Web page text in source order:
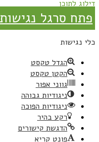
דילוג לתוכן
פתח סרגל נגישות
כלי נגישות
הגדל טקסט
הקטן טקסט
גווני אפור
ניגודיות גבוהה
ניגודיות הפוכה
רקע בהיר
הדגשת קישורים
פונט קריא